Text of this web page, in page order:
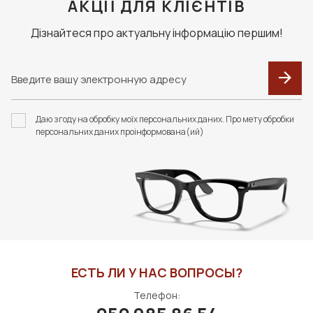
В КОРЗИНУ
F118 ФУТЛЯР З
СЕРВЕТКОЮ FASHION
STYLE
F094 В КОЛЬОРАХ.
FASHION STYLE
В КОРЗИНУ
АКЦІЇ ДЛЯ КЛІЄНТІВ
Дізнайтеся про актуальну інформацію першим!
Даю згоду на обробку моїх персональних даних. Про мету обробки
персональних даних проінформована(ий)
ЕСТЬ ЛИ У НАС ВОПРОСЫ?
Телефон: